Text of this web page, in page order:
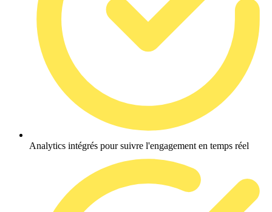
Analytics intégrés pour suivre l'engagement en temps réel